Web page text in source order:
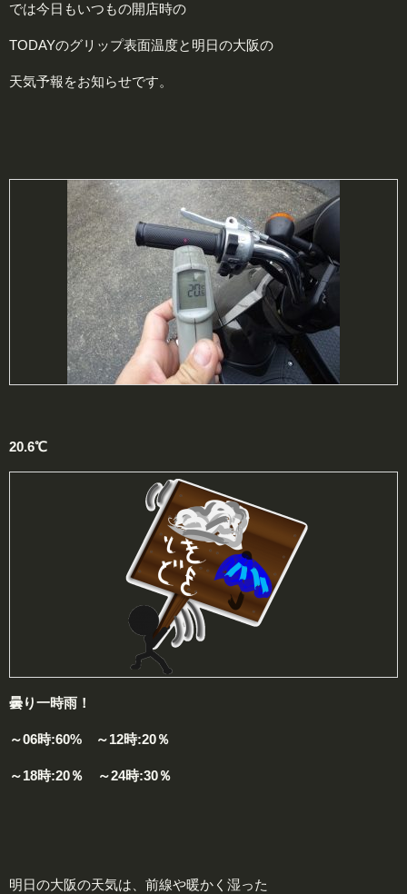
では今日もいつもの開店時の
TODAYのグリップ表面温度と明日の大阪の
天気予報をお知らせです。
20.6℃
曇り一時雨！
～06時:60% ～12時:20％
～18時:20％ ～24時:30％
明日の大阪の天気は、前線や暖かく湿った